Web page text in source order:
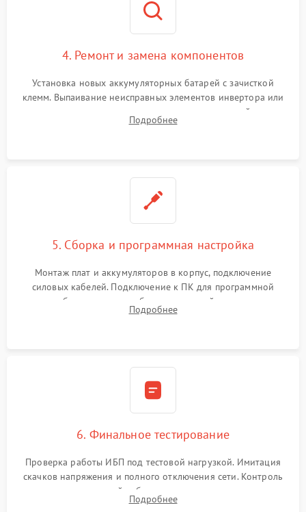
4. Ремонт и замена компонентов
Установка новых аккумуляторных батарей с зачисткой
клемм. Выпаивание неисправных элементов инвертора или
цепи зарядки и монтаж новых радиодеталей.
Восстановление поврежденных токоведущих дорожек и
Подробнее
5. Сборка и программная настройка
Монтаж плат и аккумуляторов в корпус, подключение
силовых кабелей. Подключение к ПК для программной
калибровки констант батареи, настройки порогов
срабатывания AVR и сброса счетчиков старения АКБ.
Подробнее
6. Финальное тестирование
Проверка работы ИБП под тестовой нагрузкой. Имитация
скачков напряжения и полного отключения сети. Контроль
времени автономной работы, температурного режима и
корректности формы выходного сигнала.
Подробнее